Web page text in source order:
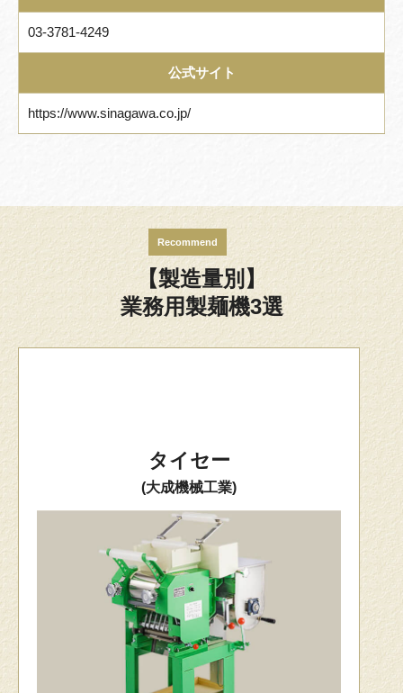
03-3781-4249
公式サイト
https://www.sinagawa.co.jp/
Recommend
【製造量別】
業務用製麺機3選
タイセー
(大成機械工業)